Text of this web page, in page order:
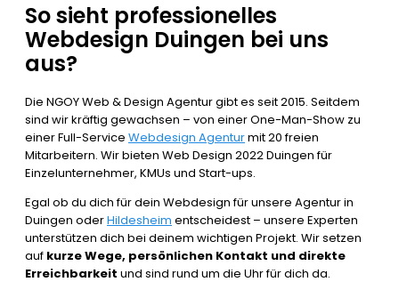
So sieht professionelles
Webdesign Duingen bei uns
aus?
Die NGOY Web & Design Agentur gibt es seit 2015. Seitdem
sind wir kräftig gewachsen – von einer One-Man-Show zu
einer Full-Service Webdesign Agenturmit 20 freien
Mitarbeitern. Wir bieten Web Design 2022 Duingen für
Einzelunternehmer, KMUs und Start-ups.
Egal ob du dich für dein Webdesign für unsere Agentur in
Duingen oderHildesheim entscheidest – unsere Experten
unterstützen dich bei deinem wichtigen Projekt. Wir setzen
auf kurze Wege, persönlichen Kontakt und direkte
Erreichbarkeit und sind rund um die Uhr für dich da.